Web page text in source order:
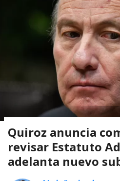
Quiroz anuncia
revisar Estatuto
adelanta nuevo